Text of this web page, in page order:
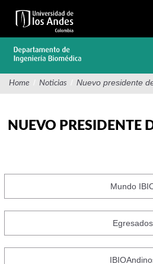
contenido
Home / Noticias / Nuevo presidente
NUEVO PRESIDENTE
Mundo
Egresados